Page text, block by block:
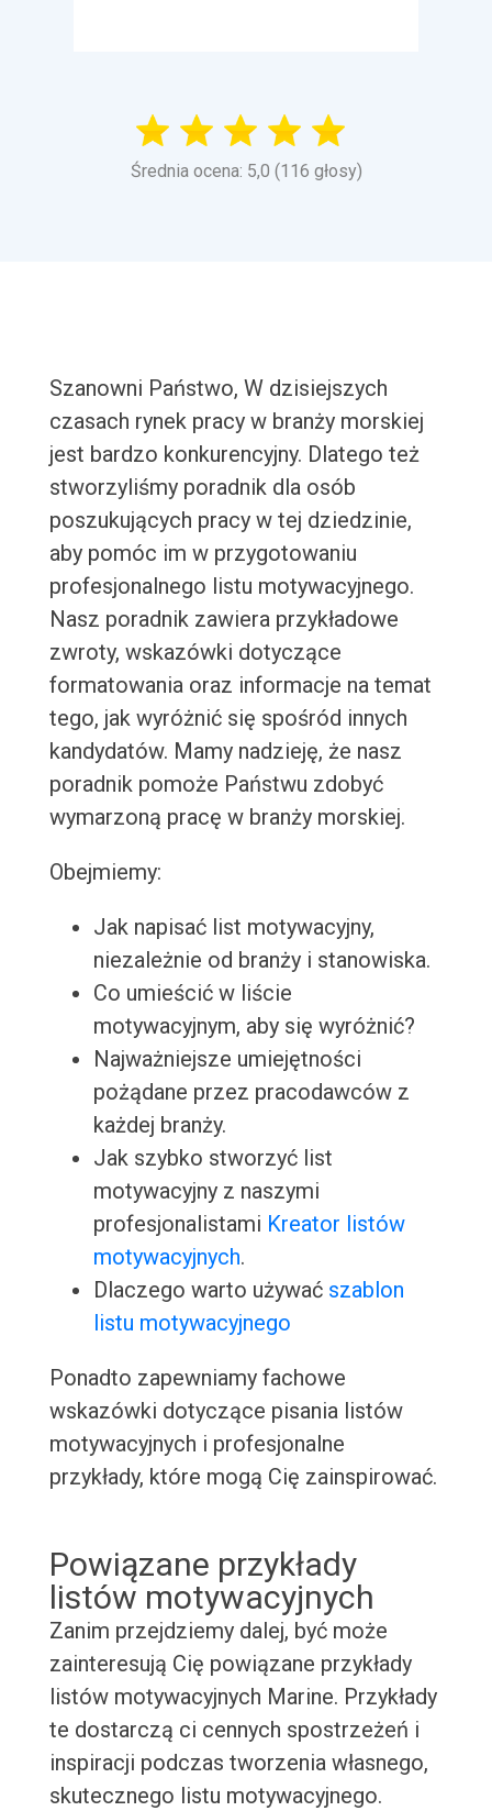
Średnia ocena: 5,0 (116 głosy)
Szanowni Państwo, W dzisiejszych
czasach rynek pracy w branży morskiej
jest bardzo konkurencyjny. Dlatego też
stworzyliśmy poradnik dla osób
poszukujących pracy w tej dziedzinie,
aby pomóc im w przygotowaniu
profesjonalnego listu motywacyjnego.
Nasz poradnik zawiera przykładowe
zwroty, wskazówki dotyczące
formatowania oraz informacje na temat
tego, jak wyróżnić się spośród innych
kandydatów. Mamy nadzieję, że nasz
poradnik pomoże Państwu zdobyć
wymarzoną pracę w branży morskiej.
Obejmiemy:
Jak napisać list motywacyjny,
niezależnie od branży i stanowiska.
Co umieścić w liście
motywacyjnym, aby się wyróżnić?
Najważniejsze umiejętności
pożądane przez pracodawców z
każdej branży.
Jak szybko stworzyć list
motywacyjny z naszymi
profesjonalistami Kreator listów
motywacyjnych.
Dlaczego warto używać szablon
listu motywacyjnego
Ponadto zapewniamy fachowe
wskazówki dotyczące pisania listów
motywacyjnych i profesjonalne
przykłady, które mogą Cię zainspirować.
Powiązane przykłady
listów motywacyjnych
Zanim przejdziemy dalej, być może
zainteresują Cię powiązane przykłady
listów motywacyjnych Marine. Przykłady
te dostarczą ci cennych spostrzeżeń i
inspiracji podczas tworzenia własnego,
skutecznego listu motywacyjnego.